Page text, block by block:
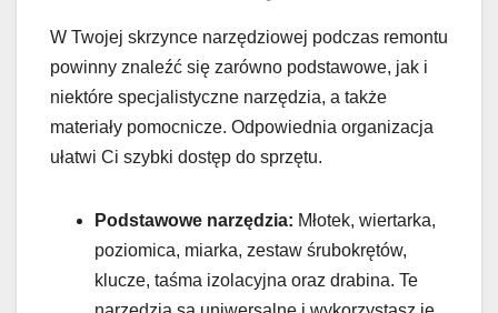
W Twojej skrzynce narzędziowej podczas remontu
powinny znaleźć się zarówno podstawowe, jak i
niektóre specjalistyczne narzędzia, a także
materiały pomocnicze. Odpowiednia organizacja
ułatwi Ci szybki dostęp do sprzętu.
Podstawowe narzędzia: Młotek, wiertarka,
poziomica, miarka, zestaw śrubokrętów,
klucze, taśma izolacyjna oraz drabina. Te